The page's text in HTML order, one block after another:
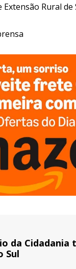
Rural
da Cidadania
Sul